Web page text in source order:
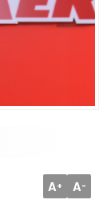
A+ A-